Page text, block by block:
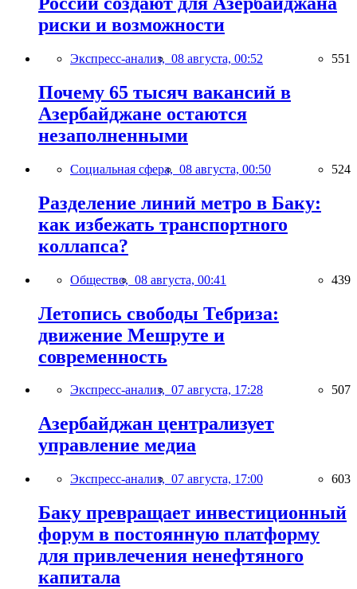
риски и возможности
Экспресс-анализ, 08 августа, 00:52 551
Почему 65 тысяч вакансий в
Азербайджане остаются
незаполненными
Социальная сфера, 08 августа, 00:50 524
Разделение линий метро в Баку:
как избежать транспортного
коллапса?
Общество, 08 августа, 00:41 439
Летопись свободы Тебриза:
движение Мешруте и
современность
Экспресс-анализ, 07 августа, 17:28 507
Азербайджан централизует
управление медиа
Экспресс-анализ, 07 августа, 17:00 603
Баку превращает инвестиционный
форум в постоянную платформу
для привлечения ненефтяного
капитала